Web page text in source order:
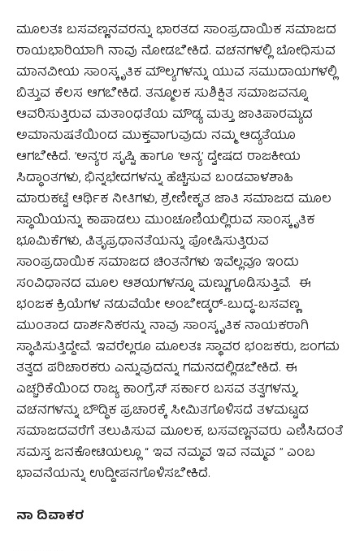
ಮೂಲತಃ ಬಸವಣ್ಣನವರನ್ನು ಭಾರತದ ಸಾಂಪ್ರದಾಯಿಕ ಸಮಾಜದ
ರಾಯಭಾರಿಯಾಗಿ ನಾವು ನೋಡಬೇಕಿದೆ. ವಚನಗಳಲ್ಲಿ ಬೋಧಿಸುವ
ಮಾನವೀಯ ಸಾಂಸ್ಕೃತಿಕ ಮೌಲ್ಯಗಳನ್ನು ಯುವ ಸಮುದಾಯಗಳಲ್ಲಿ
ಬಿತ್ತುವ ಕೆಲಸ ಆಗಬೇಕಿದೆ. ತನ್ಮೂಲಕ ಸುಶಿಕ್ಷಿತ ಸಮಾಜವನ್ನೂ
ಆವರಿಸುತ್ತಿರುವ ಮತಾಂಧತೆಯ ಮೌಢ್ಯ ಮತ್ತು ಜಾತಿಪಾರಮ್ಯದ
ಅಮಾನುಷತೆಯಿಂದ ಮುಕ್ತವಾಗುವುದು ನಮ್ಮ ಆದ್ಯತೆಯೂ
ಆಗಬೇಕಿದೆ. ʼಅನ್ಯʼರ ಸೃಷ್ಟಿ ಹಾಗೂ ʼಅನ್ಯʼ ದ್ವೇಷದ ರಾಜಕೀಯ
ಸಿದ್ಧಾಂತಗಳು, ಭಿನ್ನಭೇದಗಳನ್ನು ಹೆಚ್ಚಿಸುವ ಬಂಡವಾಳಶಾಹಿ
ಮಾರುಕಟ್ಟೆ ಆರ್ಥಿಕ ನೀತಿಗಳು, ಶ್ರೇಣೀಕೃತ ಜಾತಿ ಸಮಾಜದ ಮೂಲ
ಸ್ಥಾಯಿಯನ್ನು ಕಾಪಾಡಲು ಮುಂಚೂಣಿಯಲ್ಲಿರುವ ಸಾಂಸ್ಕೃತಿಕ
ಭೂಮಿಕೆಗಳು, ಪಿತೃಪ್ರಧಾನತೆಯನ್ನು ಪೋಷಿಸುತ್ತಿರುವ
ಸಾಂಪ್ರದಾಯಿಕ ಸಮಾಜದ ಚಿಂತನೆಗಳು ಇವೆಲ್ಲವೂ ಇಂದು
ಸಂವಿಧಾನದ ಮೂಲ ಆಶಯಗಳನ್ನೂ ಮಣ್ಣುಗೂಡಿಸುತ್ತಿವೆ. ಈ
ಭಂಜಕ ಕ್ರಿಯೆಗಳ ನಡುವೆಯೇ ಅಂಬೇಡ್ಕರ್‌-ಬುದ್ಧ-ಬಸವಣ್ಣ
ಮುಂತಾದ ದಾರ್ಶನಿಕರನ್ನು ನಾವು ಸಾಂಸ್ಕೃತಿಕ ನಾಯಕರಾಗಿ
ಸ್ಥಾಪಿಸುತ್ತಿದ್ದೇವೆ. ಇವರೆಲ್ಲರೂ ಮೂಲತಃ ಸ್ಥಾವರ ಭಂಜಕರು, ಜಂಗಮ
ತತ್ವದ ಪರಿಚಾರಕರು ಎನ್ನುವುದನ್ನು ಗಮನದಲ್ಲಿಡಬೇಕಿದೆ. ಈ
ಎಚ್ಚರಿಕೆಯಿಂದ ರಾಜ್ಯ ಕಾಂಗ್ರೆಸ್‌ ಸರ್ಕಾರ ಬಸವ ತತ್ವಗಳನ್ನು,
ವಚನಗಳನ್ನು ಬೌದ್ಧಿಕ ಪ್ರಚಾರಕ್ಕೆ ಸೀಮಿತಗೊಳಿಸದೆ ತಳಮಟ್ಟದ
ಸಮಾಜದವರೆಗೆ ತಲುಪಿಸುವ ಮೂಲಕ, ಬಸವಣ್ಣನವರು ಎಣಿಸಿದಂತೆ
ಸಮಸ್ತ ಜನಕೋಟಿಯಲ್ಲೂ “ ಇವ ನಮ್ಮವ ಇವ ನಮ್ಮವ ” ಎಂಬ
ಭಾವನೆಯನ್ನು ಉದ್ದೀಪನಗೊಳಿಸಬೇಕಿದೆ.
ನಾ ದಿವಾಕರ